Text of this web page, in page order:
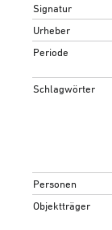
Signatur
Urheber
Periode
Schlagwörter
Personen
Objektträger